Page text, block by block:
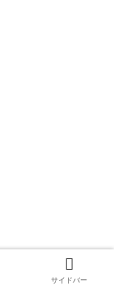
サイドバー